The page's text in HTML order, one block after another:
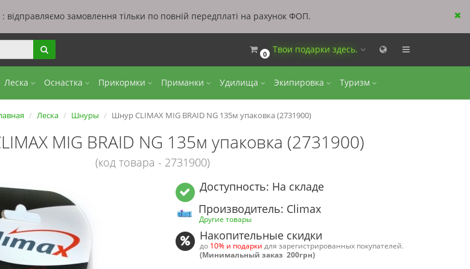
замовлення тільки по повній передплаті на рахунок ФОП.
0 Твои подарки здесь.
Леска Оснастка Прикормки Приманки Удилища Экипировка Туризм
Леска Шнуры Шнур CLIMAX MIG BRAID NG 135м упаковка (2731900)
MIG BRAID NG 135м упаковка (2731900)
(код товара - 2731900)
Доступность: На складе
Производитель: Climax
Другие товары
Накопительные скидки
до 10% и подарки для зарегистрированных покупателей.
(Минимальный заказ 200грн)